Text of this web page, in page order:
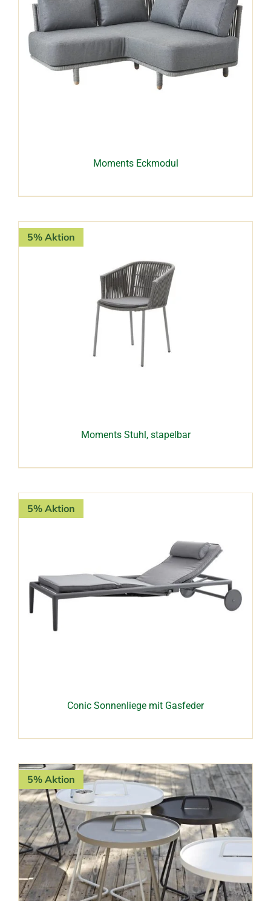
Moments Eckmodul
5% Aktion
Moments Stuhl, stapelbar
5% Aktion
Conic Sonnenliege mit Gasfeder
5% Aktion